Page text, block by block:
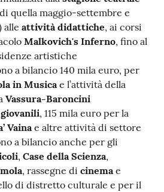
quella maggio-settembre e
alle attività didattiche, ai corsi
Malkovich's Inferno, fino al
artistiche
a bilancio 140 mila euro, per
in Musicae l’attività della
Vassura-Baroncini
, 115 mila euro per la
Vainae altre attività di settore
a bilancio anche per gli
, Case della Scienza,
, rassegne di cinemae
di distretto culturale e per il